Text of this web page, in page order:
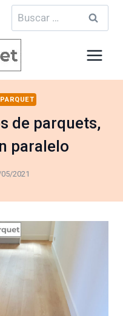
Buscar:
PARQUET
de parquets,
paralelo
2021